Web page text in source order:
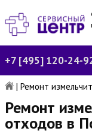
+7 [495] 120-24-
| Ремонт
Ремонт
отходов в